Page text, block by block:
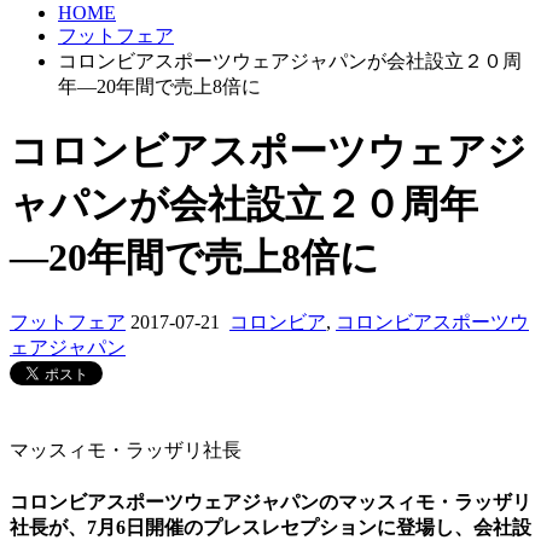
HOME
フットフェア
コロンビアスポーツウェアジャパンが会社設立２０周
年―20年間で売上8倍に
コロンビアスポーツウェアジ
ャパンが会社設立２０周年
―20年間で売上8倍に
フットフェア 2017-07-21 コロンビア, コロンビアスポーツウ
ェアジャパン
マッスィモ・ラッザリ社長
コロンビアスポーツウェアジャパンのマッスィモ・ラッザリ
社長が、7月6日開催のプレスレセプションに登場し、会社設